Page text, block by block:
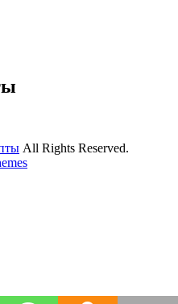
All Rights Reserved.